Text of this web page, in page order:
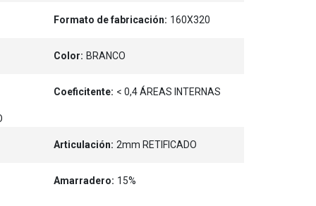
Formato de fabricación: 160X320
Color: BRANCO
Coeficitente: < 0,4 ÁREAS INTERNAS
Articulación: 2mm RETIFICADO
Amarradero: 15%